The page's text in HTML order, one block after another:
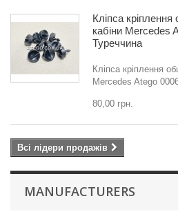
Кліпса
кабіни Mercedes
Туреччина
Кліпса кріплення
Mercedes Atego
80,00 грн.
Всі лідери продажів
MANUFACTURERS